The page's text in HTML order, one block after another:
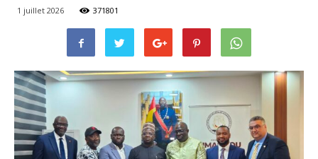
1 juillet 2026 371801